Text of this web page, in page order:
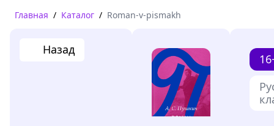
Главная / Каталог / Roman-v-pismakh
Назад